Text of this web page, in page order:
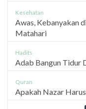
Kesehatan
Awas, Kebanyakan
Matahari
Hadits
Adab Bangun Tidur
Quran
Apakah Nazar